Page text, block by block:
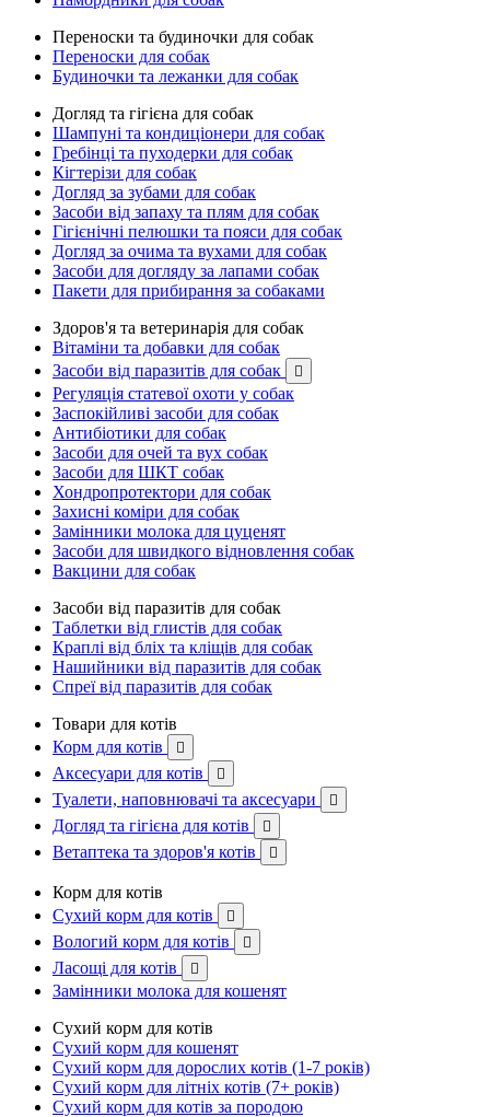
Переноски та будиночки для собак
Переноски для собак
Будиночки та лежанки для собак
Догляд та гігієна для собак
Шампуні та кондиціонери для собак
Гребінці та пуходерки для собак
Кігтерізи для собак
Догляд за зубами для собак
Засоби від запаху та плям для собак
Гігієнічні пелюшки та пояси для собак
Догляд за очима та вухами для собак
Засоби для догляду за лапами собак
Пакети для прибирання за собаками
Здоров'я та ветеринарія для собак
Вітаміни та добавки для собак
Засоби від паразитів для собак

Регуляція статевої охоти у собак
Заспокійливі засоби для собак
Антибіотики для собак
Засоби для очей та вух собак
Засоби для ШКТ собак
Хондропротектори для собак
Захисні коміри для собак
Замінники молока для цуценят
Засоби для швидкого відновлення собак
Вакцини для собак
Засоби від паразитів для собак
Таблетки від глистів для собак
Краплі від бліх та кліщів для собак
Нашийники від паразитів для собак
Спреї від паразитів для собак
Товари для котів
Корм для котів

Аксесуари для котів 
Туалети, наповнювачі та аксесуари 
Догляд та гігієна для котів 
Ветаптека та здоров'я котів 
Корм для котів
Сухий корм для котів

Вологий корм для котів 
Ласощі для котів 
Замінники молока для кошенят
Сухий корм для котів
Сухий корм для кошенят
Сухий корм для дорослих котів (1-7 років)
Сухий корм для літніх котів (7+ років)
Сухий корм для котів за породою